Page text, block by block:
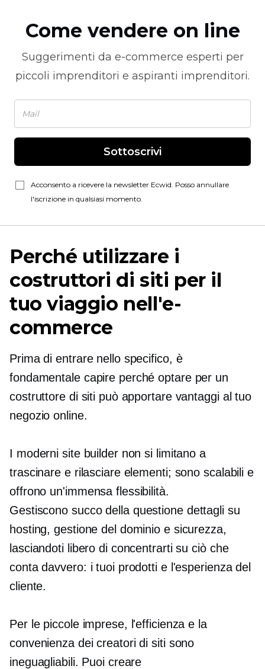
Come vendere on line
Suggerimenti da e-commerce esperti per
piccoli imprenditori e aspiranti imprenditori.
Sottoscrivi
Acconsento a ricevere la newsletter Ecwid. Posso annullare
l'iscrizione in qualsiasi momento.
Perché utilizzare i
costruttori di siti per il
tuo viaggio nell'e-
commerce
Prima di entrare nello specifico, è
fondamentale capire perché optare per un
costruttore di siti può apportare vantaggi al tuo
negozio online.
I moderni site builder non si limitano a
trascinare e rilasciare elementi; sono scalabili e
offrono un'immensa flessibilità.
Gestiscono succo della questionedettagli su
hosting, gestione del dominio e sicurezza,
lasciandoti libero di concentrarti su ciò che
conta davvero: i tuoi prodotti e l'esperienza del
cliente.
Per le piccole imprese, l'efficienza e la
convenienza dei creatori di siti sono
ineguagliabili. Puoi creare